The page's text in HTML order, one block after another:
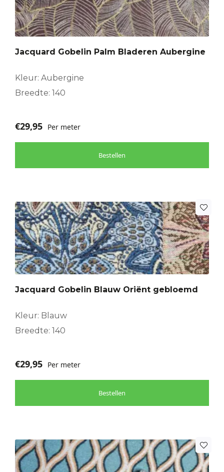
Jacquard Gobelin Palm Bladeren Aubergine
Kleur: Aubergine
Breedte: 140
€29,95 Per meter
Bestellen
Jacquard Gobelin Blauw Oriënt gebloemd
Kleur: Blauw
Breedte: 140
€29,95 Per meter
Bestellen